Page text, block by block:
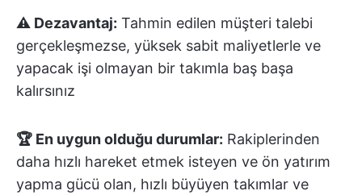
⚠️ Dezavantaj: Tahmin edilen müşteri talebi
gerçekleşmezse, yüksek sabit maliyetlerle ve
yapacak işi olmayan bir takımla baş başa
kalırsınız
🏆 En uygun olduğu durumlar: Rakiplerinden
daha hızlı hareket etmek isteyen ve ön yatırım
yapma gücü olan, hızlı büyüyen takımlar ve